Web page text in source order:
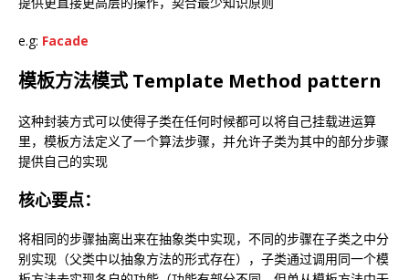
e.g: Facade
模板方法模式 Template Method pattern
这种封装方式可以使得子类在任何时候都可以将自己挂载进运算
里，模板方法定义了一个算法步骤，并允许子类为其中的部分步骤
提供自己的实现
核心要点：
将相同的步骤抽离出来在抽象类中实现，不同的步骤在子类之中分
别实现（父类中以抽象方法的形式存在），子类通过调用同一个模